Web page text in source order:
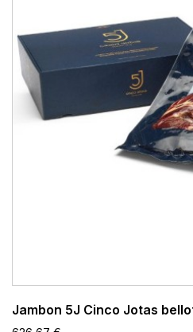
Jambon 5J Cinco Jotas